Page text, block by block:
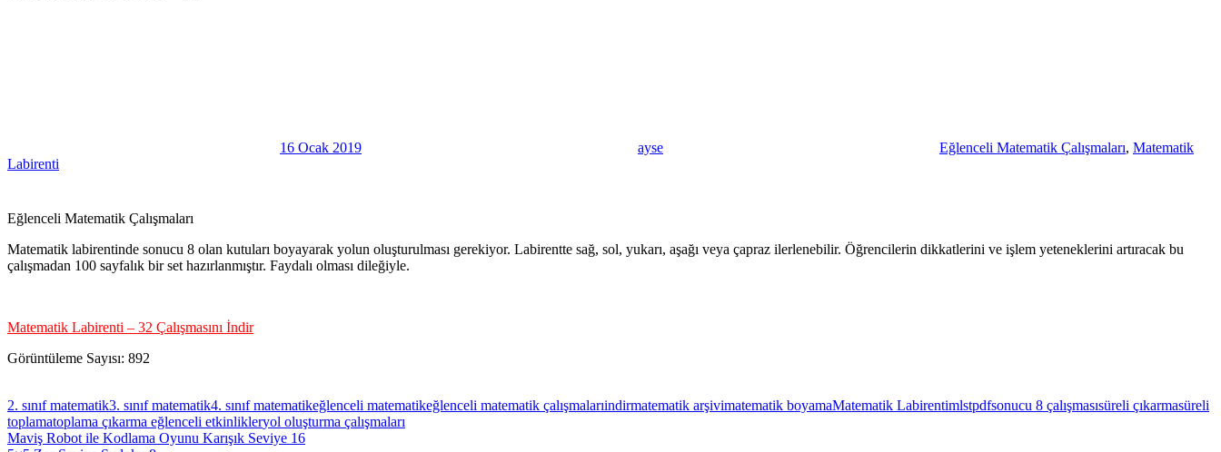
16 Ocak 2019 ayse Eğlenceli Matematik Çalışmaları, Matematik
Labirenti
Eğlenceli Matematik Çalışmaları
Matematik labirentinde sonucu 8 olan kutuları boyayarak yolun oluşturulması gerekiyor. Labirentte sağ, sol, yukarı, aşağı veya çapraz ilerlenebilir. Öğrencilerin dikkatlerini ve işlem yeteneklerini artıracak bu
çalışmadan 100 sayfalık bir set hazırlanmıştır. Faydalı olması dileğiyle.
Matematik Labirenti – 32 Çalışmasını İndir
Görüntüleme Sayısı: 892
2. sınıf matematik3. sınıf matematik4. sınıf matematikeğlenceli matematikeğlenceli matematik çalışmalarıindirmatematik arşivimatematik boyamaMatematik Labirentimlstpdfsonucu 8 çalışmasısüreli çıkarmasüreli
toplamatoplama çıkarma eğlenceli etkinlikleryol oluşturma çalışmaları
Yazı
Previous
Maviş Robot ile Kodlama Oyunu Karışık Seviye 16